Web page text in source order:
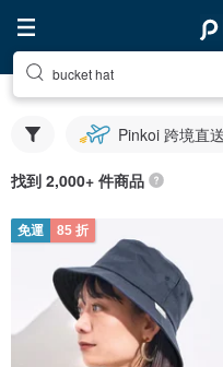
bucket hat
Pinkoi 跨境直送
找到 2,000+ 件商品
免運 85 折